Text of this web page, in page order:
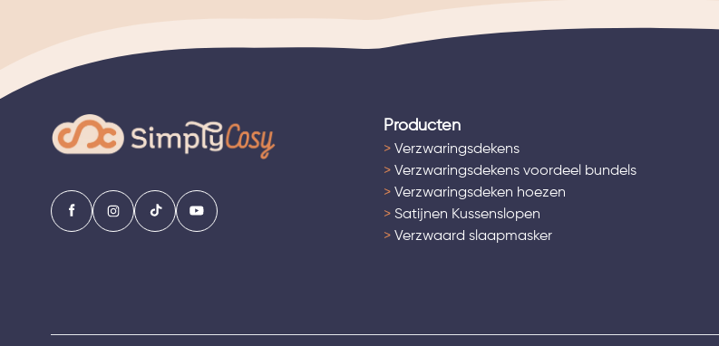
Producten
>Verzwaringsdekens
>Verzwaringsdekens voordeel bundels
>Verzwaringsdeken hoezen
>Satijnen Kussenslopen
>Verzwaard slaapmasker